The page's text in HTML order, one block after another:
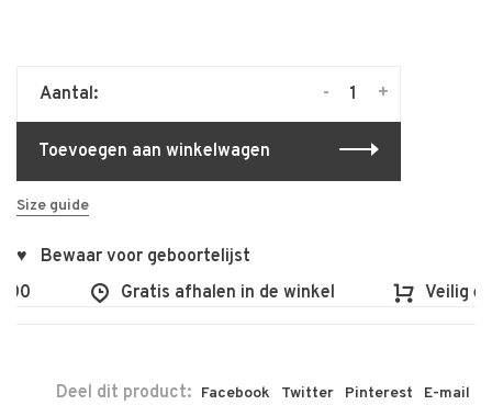
Aantal: +
-
Toevoegen aan winkelwagen
Size guide
♥ Bewaar voor geboortelijst
Gratis afhalen in de winkel Veilig en
Deel dit product: Facebook Twitter Pinterest E-mail